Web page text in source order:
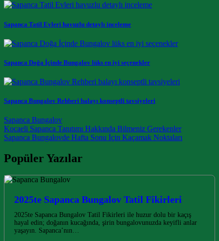
Sapanca Tatil Evleri havuzlu detaylı inceleme
Sapanca Doğa İçinde Bungalov lüks en iyi seçenekler
Sapanca Bungalov Rehberi balayı konseptli tavsiyeleri
Sapanca Bungalov
Post navigation
Kocaeli Sapanca Tanıtımı Hakkında Bilmeniz Gerekenler
Sapanca Bungalovde Hafta Sonu İçin Kaçamak Noktaları
Popüler Yazılar
2025te Sapanca Bungalov Tatil Fikirleri
2025te Sapanca Bungalov Tatil Fikirleri ile huzur dolu bir kaçış
hayal edin; doğanın kucağında, şirin bungalovunuzda keyifli anlar
yaşayın. Sapanca’nın…